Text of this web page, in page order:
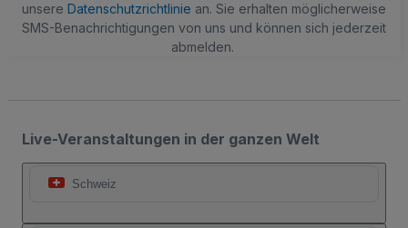
unsere Datenschutzrichtlinie an. Sie erhalten möglicherweise
SMS-Benachrichtigungen von uns und können sich jederzeit
abmelden.
Live-Veranstaltungen in der ganzen Welt
Schweiz